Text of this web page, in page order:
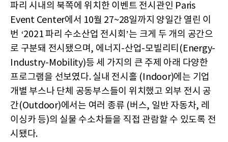
파리 시내의 북쪽에 위치한 이벤트 전시관인 Paris
Event Center에서 10월 27~28일까지 양일간 열린 이
번 ‘2021 파리 수소산업 전시회’는 크게 두 개의 공간으
로 구분돼 전시됐으며, 에너지-산업-모빌리티(Energy-
Industry-Mobility)등 세 가지의 큰 주제 아래 다양한
프로그램을 선보였다. 실내 전시홀 (Indoor)에는 기업
개별 부스나 단체 공동부스들이 위치했고 외부 전시 공
간(Outdoor)에서는 여러 종류 (버스, 일반 자동차, 레
이싱카 등)의 실물 수소차들을 직접 관람할 수 있도록 전
시됐다.